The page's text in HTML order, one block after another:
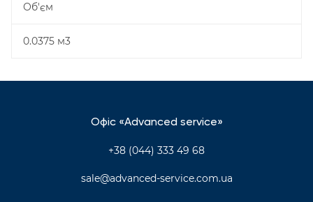
Об'єм
0.0375 м3
Офіс «Advanced service»
+38 (044) 333 49 68
sale@advanced-service.com.ua